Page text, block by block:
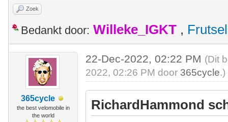
Zoek
Bedankt door: Willeke_IGKT , Frutsel
365cycle
the best velomobile in
the world
22-Dec-2022, 02:22 PM (Dit
2022, 02:26 PM door 365cycle.)
RichardHammond